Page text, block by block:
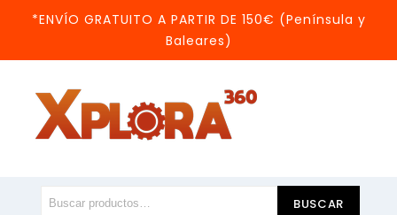
*ENVÍO GRATUITO A PARTIR DE 150€ (Península y
Baleares)
BUSCAR